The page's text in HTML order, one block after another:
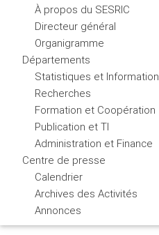
À propos du SESRIC
Directeur général
Organigramme
Départements
Statistiques et Information
Recherches
Formation et Coopération
Publication et TI
Administration et Finance
Centre de presse
Calendrier
Archives des Activités
Annonces